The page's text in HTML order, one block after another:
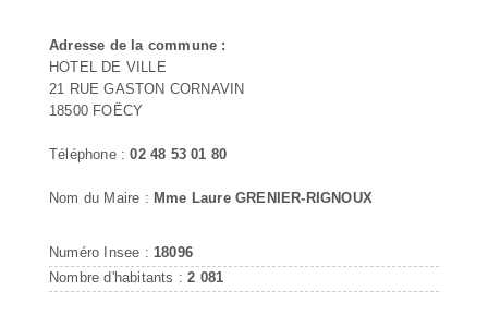
Adresse de la commune :
HOTEL DE VILLE
21 RUE GASTON CORNAVIN
18500 FOËCY
Téléphone :02 48 53 01 80
Nom du Maire : Mme Laure GRENIER-RIGNOUX
Numéro Insee : 18096
Nombre d'habitants :2 081